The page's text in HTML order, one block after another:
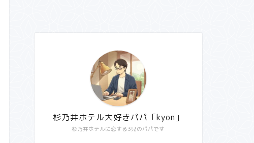
杉乃井ホテルに恋する3児のパパです
杉乃井ホテル大好きパパ「kyon」